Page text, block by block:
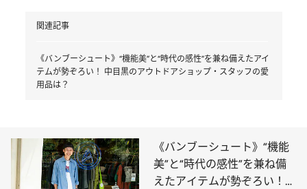
関連記事
《バンブーシュート》“機能美”と“時代の感性”を兼ね備えたアイ
テムが勢ぞろい！ 中目黒のアウトドアショップ・スタッフの愛
用品は？
《バンブーシュート》“機能
美”と“時代の感性”を兼ね備
えたアイテムが勢ぞろい！